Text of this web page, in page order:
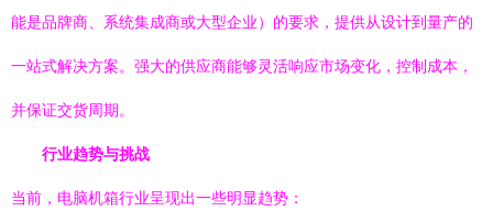
能是品牌商、系统集成商或大型企业）的要求，提供从设计到量产的
一站式解决方案。强大的供应商能够灵活响应市场变化，控制成本，
并保证交货周期。
行业趋势与挑战
当前，电脑机箱行业呈现出一些明显趋势：